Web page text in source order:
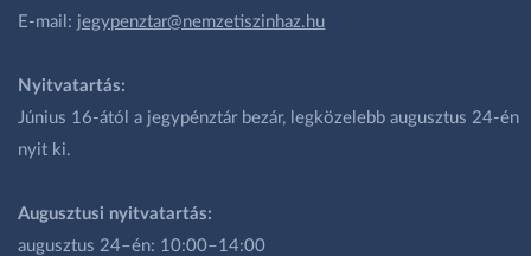
E-mail: jegypenztar@nemzetiszinhaz.hu
Nyitvatartás:
Június 16-ától a jegypénztár bezár, legközelebb augusztus 24-én
nyit ki.
Augusztusi nyitvatartás:
augusztus 24–én: 10:00–14:00